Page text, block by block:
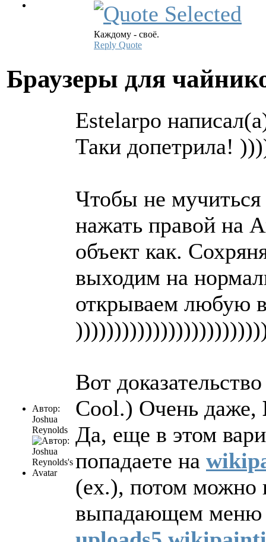
Каждому - своё.
Reply Quote
Браузеры для
Автор:
Joshua
Reynolds
Estelarpo
Таки допетрила!
Чтобы не мучиться
нажать правой на
объект как.
выходим на
открываем любую
Вот
Cool.) Очень даже,
Да, еще в этом
попадаете на
(ex.), потом можно
выпадающем меню